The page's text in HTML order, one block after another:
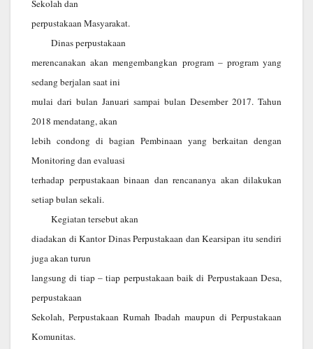
Sekolah dan
perpustakaan Masyarakat.
Dinas perpustakaan
merencanakan akan mengembangkan program – program yang
sedang berjalan saat ini
mulai dari bulan Januari sampai bulan Desember 2017. Tahun
2018 mendatang, akan
lebih condong di bagian Pembinaan yang berkaitan dengan
Monitoring dan evaluasi
terhadap perpustakaan binaan dan rencananya akan dilakukan
setiap bulan sekali.
Kegiatan tersebut akan
diadakan di Kantor Dinas Perpustakaan dan Kearsipan itu sendiri
juga akan turun
langsung di tiap – tiap perpustakaan baik di Perpustakaan Desa,
perpustakaan
Sekolah, Perpustakaan Rumah Ibadah maupun di Perpustakaan
Komunitas.